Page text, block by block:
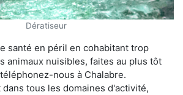
Dératiseur
santé en péril en cohabitant trop
animaux nuisibles, faites au plus tôt
nous à Chalabre.
tous les domaines d'activité,